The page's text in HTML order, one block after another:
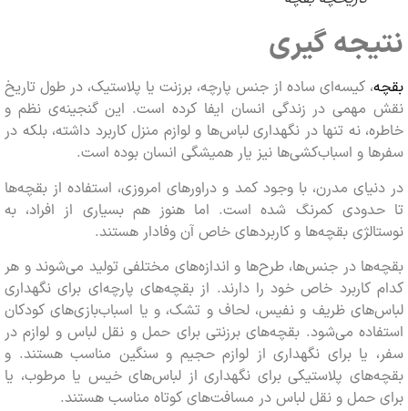
گیری
، کیسه‌ای ساده از جنس پارچه، برزنت یا پلاستیک، در طول تاریخ
در زندگی انسان ایفا کرده است. این گنجینه‌ی نظم و
نه تنها در نگهداری لباس‌ها و لوازم منزل کاربرد داشته، بلکه در
و اسباب‌کشی‌ها نیز یار همیشگی انسان بوده است.
مدرن، با وجود کمد و دراورهای امروزی، استفاده از بقچه‌ها
کمرنگ شده است. اما هنوز هم بسیاری از افراد، به
بقچه‌ها و کاربردهای خاص آن وفادار هستند.
در جنس‌ها، طرح‌ها و اندازه‌های مختلفی تولید می‌شوند و هر
کاربرد خاص خود را دارند. از بقچه‌های پارچه‌ای برای نگهداری
ظریف و نفیس، لحاف و تشک، و یا اسباب‌بازی‌های کودکان
می‌شود. بقچه‌های برزنتی برای حمل و نقل لباس و لوازم در
یا برای نگهداری از لوازم حجیم و سنگین مناسب هستند. و
پلاستیکی برای نگهداری از لباس‌های خیس یا مرطوب، یا
حمل و نقل لباس در مسافت‌های کوتاه مناسب هستند.